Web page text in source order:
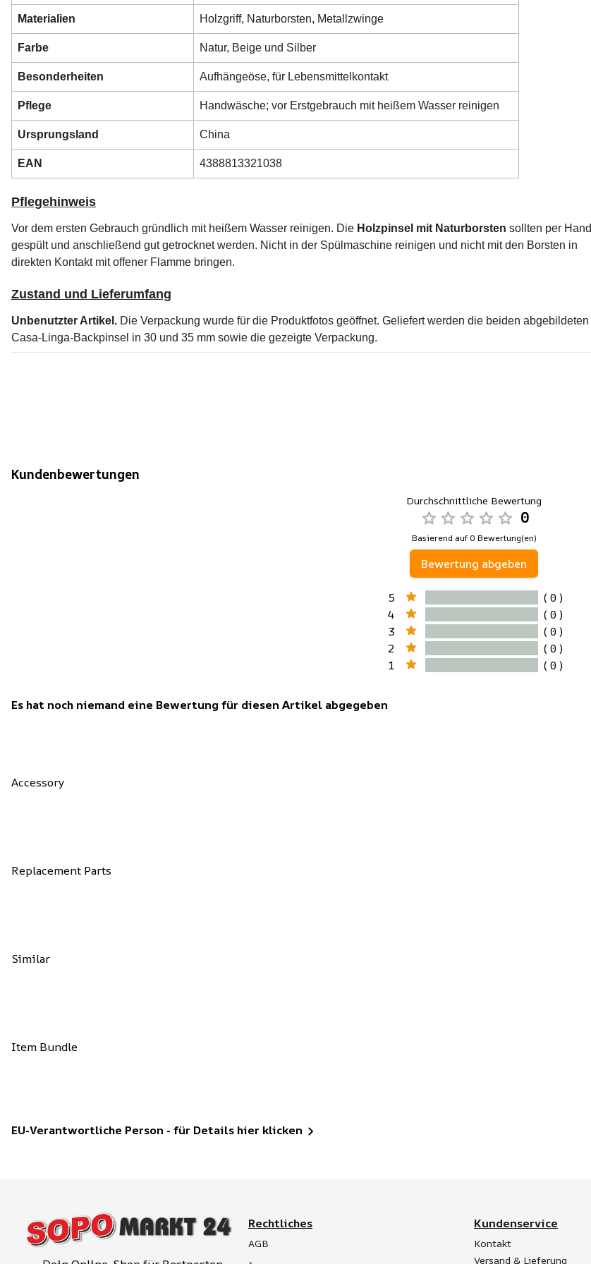
Materialien Holzgriff, Naturborsten, Metallzwinge
Farbe Natur, Beige und Silber
Besonderheiten Aufhängeöse, für Lebensmittelkontakt
Pflege Handwäsche; vor Erstgebrauch mit heißem Wasser reinigen
Ursprungsland China
EAN 4388813321038
Pflegehinweis
Vor dem ersten Gebrauch gründlich mit heißem Wasser reinigen. Die Holzpinsel mit Naturborsten sollten per Hand
gespült und anschließend gut getrocknet werden. Nicht in der Spülmaschine reinigen und nicht mit den Borsten in
direkten Kontakt mit offener Flamme bringen.
Zustand und Lieferumfang
Unbenutzter Artikel. Die Verpackung wurde für die Produktfotos geöffnet. Geliefert werden die beiden abgebildeten
Casa-Linga-Backpinsel in 30 und 35 mm sowie die gezeigte Verpackung.
Kundenbewertungen
Durchschnittliche Bewertung
0
Basierend auf 0 Bewertung(en)
Bewertung abgeben
5
( 0 )
4
( 0 )
3
( 0 )
2
( 0 )
1
( 0 )
Es hat noch niemand eine Bewertung für diesen Artikel abgegeben
Accessory
Replacement Parts
Similar
Item Bundle
EU-Verantwortliche Person - für Details hier klicken
Rechtliches
AGB
Kundenservice
Kontakt
Versand & Lieferung